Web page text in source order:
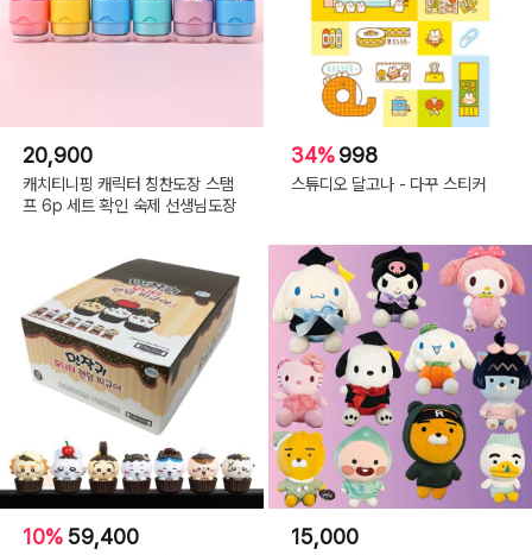
20,900
캐치티니핑 캐릭터 칭찬도장 스탬
프 6p 세트 확인 숙제 선생님도장
34%998
스튜디오 달고나 - 다꾸 스티커
10% 59,400 15,000